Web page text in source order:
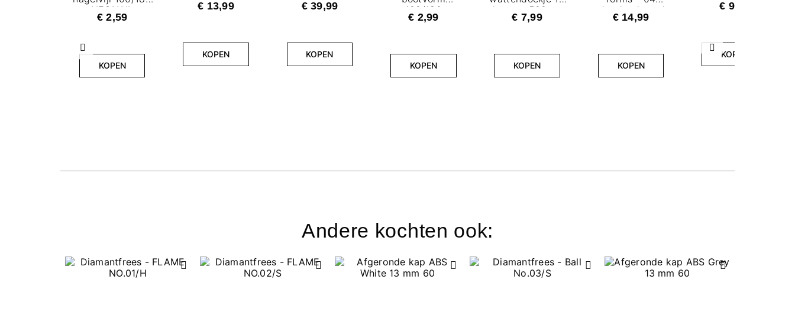
Vorige Volgende
NEONAIL
€ 2,59
KOPEN
€ 13,99
KOPEN
€ 39,99
KOPEN
100/180
NEONAIL
€ 2,99
KOPEN
lagen - 500 st.
€ 7,99
KOPEN
classic almond
€ 14,99
KOPEN
€ 9,99
KOPEN
Andere kochten ook: